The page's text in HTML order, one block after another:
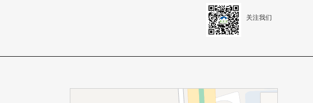
关注我们